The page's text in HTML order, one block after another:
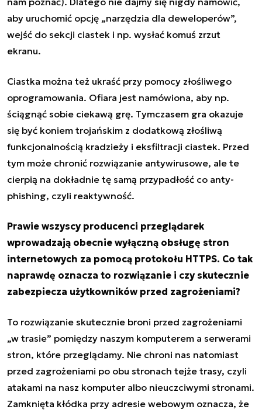
aby uruchomić opcję „narzędzia dla deweloperów”,
wejść do sekcji ciastek i np. wysłać komuś zrzut
ekranu.
Ciastka można też ukraść przy pomocy złośliwego
oprogramowania. Ofiara jest namówiona, aby np.
ściągnąć sobie ciekawą grę. Tymczasem gra okazuje
się być koniem trojańskim z dodatkową złośliwą
funkcjonalnością kradzieży i eksfiltracji ciastek. Przed
tym może chronić rozwiązanie antywirusowe, ale te
cierpią na dokładnie tę samą przypadłość co anty-
phishing, czyli reaktywność.
Prawie wszyscy producenci przeglądarek
wprowadzają obecnie wyłączną obsługę stron
internetowych za pomocą protokołu HTTPS. Co tak
naprawdę oznacza to rozwiązanie i czy skutecznie
zabezpiecza użytkowników przed zagrożeniami?
To rozwiązanie skutecznie broni przed zagrożeniami
„w trasie” pomiędzy naszym komputerem a serwerami
stron, które przeglądamy. Nie chroni nas natomiast
przed zagrożeniami po obu stronach tejże trasy, czyli
atakami na nasz komputer albo nieuczciwymi stronami.
Zamknięta kłódka przy adresie webowym oznacza, że